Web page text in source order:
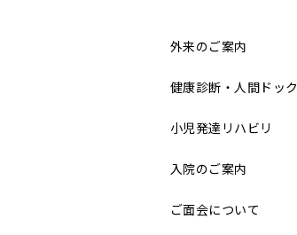
外来のご案内
健康診断・人間ドック
小児発達リハビリ
入院のご案内
ご面会について